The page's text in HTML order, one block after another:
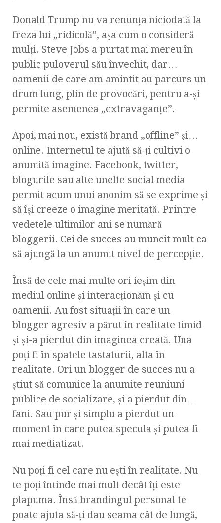
Donald Trump nu va renunţa niciodată la
freza lui „ridicolă”, aşa cum o consideră
mulţi. Steve Jobs a purtat mai mereu în
public puloverul său învechit, dar…
oamenii de care am amintit au parcurs un
drum lung, plin de provocări, pentru a-şi
permite asemenea „extravaganţe”.
Apoi, mai nou, există brand „offline” şi…
online. Internetul te ajută să-ţi cultivi o
anumită imagine. Facebook, twitter,
blogurile sau alte unelte social media
permit acum unui anonim să se exprime şi
să îşi creeze o imagine meritată. Printre
vedetele ultimilor ani se numără
bloggerii. Cei de succes au muncit mult ca
să ajungă la un anumit nivel de percepţie.
Însă de cele mai multe ori ieşim din
mediul online şi interacţionăm şi cu
oamenii. Au fost situaţii în care un
blogger agresiv a părut în realitate timid
şi şi-a pierdut din imaginea creată. Una
poţi fi în spatele tastaturii, alta în
realitate. Ori un blogger de succes nu a
ştiut să comunice la anumite reuniuni
publice de socializare, şi a pierdut din…
fani. Sau pur şi simplu a pierdut un
moment în care putea specula şi putea fi
mai mediatizat.
Nu poţi fi cel care nu eşti în realitate. Nu
te poţi întinde mai mult decât îţi este
plapuma. Însă brandingul personal te
poate ajuta să-ţi dau seama cât de lungă,